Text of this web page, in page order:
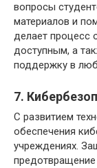
вопросы
материалов и
делает процесс
доступным, а
поддержку в
7.
С развитием
обеспечения
учреждениях.
предотвращение